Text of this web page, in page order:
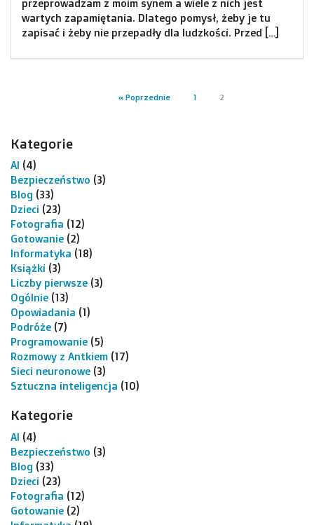
przeprowadzam z moim synem a wiele z nich jest
wartych zapamiętania. Dlatego pomysł, żeby je tu
zapisać i żeby nie przepadły dla ludzkości. Przed […]
« Poprzednie 1 2
Kategorie
AI (4)
Bezpieczeństwo (3)
Blog (33)
Dzieci (23)
Fotografia (12)
Gotowanie (2)
Informatyka (18)
Książki (3)
Liczby pierwsze (3)
Ogólnie (13)
Opowiadania (1)
Podróże (7)
Programowanie (5)
Rozmowy z Antkiem (17)
Sieci neuronowe (3)
Sztuczna inteligencja (10)
Kategorie
AI (4)
Bezpieczeństwo (3)
Blog (33)
Dzieci (23)
Fotografia (12)
Gotowanie (2)